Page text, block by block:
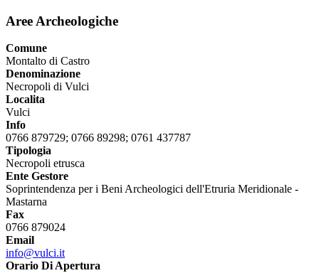
Aree Archeologiche
Comune
Montalto di Castro
Denominazione
Necropoli di Vulci
Localita
Vulci
Info
0766 879729; 0766 89298; 0761 437787
Tipologia
Necropoli etrusca
Ente Gestore
Soprintendenza per i Beni Archeologici dell'Etruria Meridionale -
Mastarna
Fax
0766 879024
Email
info@vulci.it
Orario Di Apertura